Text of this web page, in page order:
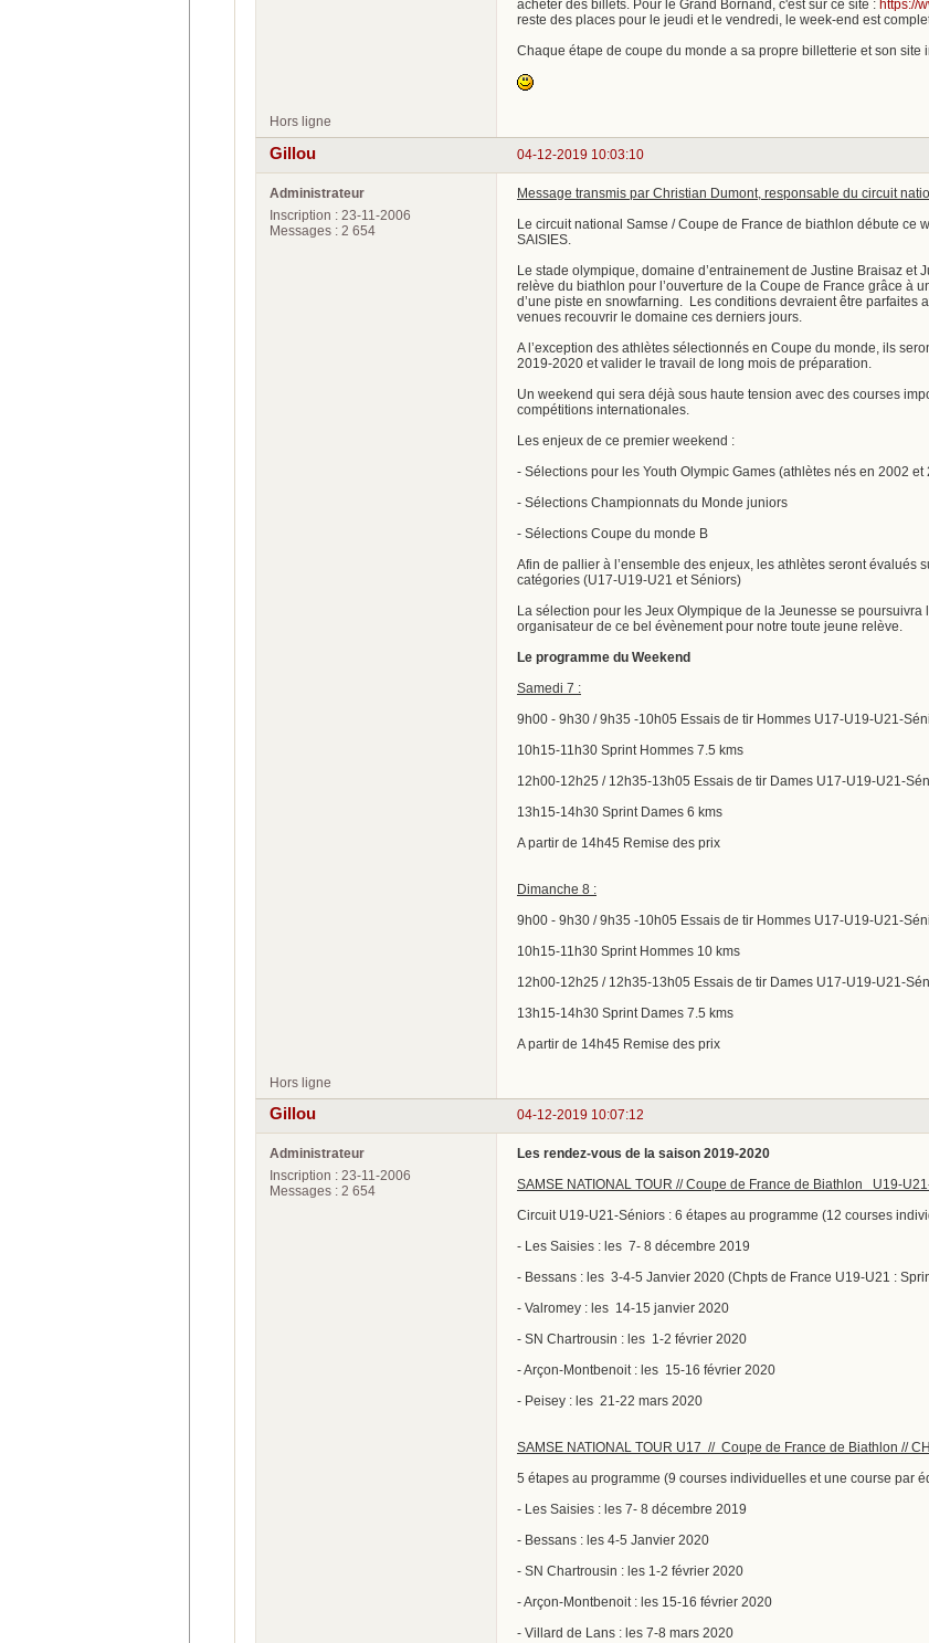
acheter des billets. Pour le Grand Bornand, c'est sur ce site : https://
reste des places pour le jeudi et le vendredi, le week-end est
Chaque étape de coupe du monde a sa propre billetterie et son site
Hors ligne
04-12-2019 10:03:10
Gillou
Administrateur
Inscription : 23-11-2006
Messages : 2 654
Message transmis par Christian Dumont, responsable du circuit
Le circuit national Samse / Coupe de France de biathlon débute ce
SAISIES.
Le stade olympique, domaine d’entrainement de Justine Braisaz et
relève du biathlon pour l’ouverture de la Coupe de France grâce à
d’une piste en snowfarning. Les conditions devraient être parfaites
venues recouvrir le domaine ces derniers jours.
A l’exception des athlètes sélectionnés en Coupe du monde, ils
2019-2020 et valider le travail de long mois de préparation.
Un weekend qui sera déjà sous haute tension avec des courses
compétitions internationales.
Les enjeux de ce premier weekend :
- Sélections pour les Youth Olympic Games (athlètes nés en 2002 et
- Sélections Championnats du Monde juniors
- Sélections Coupe du monde B
Afin de pallier à l’ensemble des enjeux, les athlètes seront évalués
catégories (U17-U19-U21 et Séniors)
La sélection pour les Jeux Olympique de la Jeunesse se poursuivra
organisateur de ce bel évènement pour notre toute jeune relève.
Le programme du Weekend
Samedi 7 :
9h00 - 9h30 / 9h35 -10h05 Essais de tir Hommes U17-U19-U21-
10h15-11h30 Sprint Hommes 7.5 kms
12h00-12h25 / 12h35-13h05 Essais de tir Dames U17-U19-U21-
13h15-14h30 Sprint Dames 6 kms
A partir de 14h45 Remise des prix
Dimanche 8 :
9h00 - 9h30 / 9h35 -10h05 Essais de tir Hommes U17-U19-U21-
10h15-11h30 Sprint Hommes 10 kms
12h00-12h25 / 12h35-13h05 Essais de tir Dames U17-U19-U21-
13h15-14h30 Sprint Dames 7.5 kms
A partir de 14h45 Remise des prix
Hors ligne
04-12-2019 10:07:12
Gillou
Administrateur
Inscription : 23-11-2006
Messages : 2 654
Les rendez-vous de la saison 2019-2020
SAMSE NATIONAL TOUR // Coupe de France de Biathlon U19-
Circuit U19-U21-Séniors : 6 étapes au programme (12 courses
- Les Saisies : les 7- 8 décembre 2019
- Bessans : les 3-4-5 Janvier 2020 (Chpts de France U19-U21 :
- Valromey : les 14-15 janvier 2020
- SN Chartrousin : les 1-2 février 2020
- Arçon-Montbenoit : les 15-16 février 2020
- Peisey : les 21-22 mars 2020
SAMSE NATIONAL TOUR U17 // Coupe de France de Biathlon //
5 étapes au programme (9 courses individuelles et une course par
- Les Saisies : les 7- 8 décembre 2019
- Bessans : les 4-5 Janvier 2020
- SN Chartrousin : les 1-2 février 2020
- Arçon-Montbenoit : les 15-16 février 2020
- Villard de Lans : les 7-8 mars 2020